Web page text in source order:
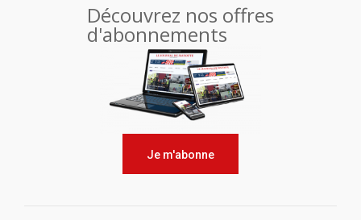
Découvrez nos offres
d'abonnements
Je m'abonne